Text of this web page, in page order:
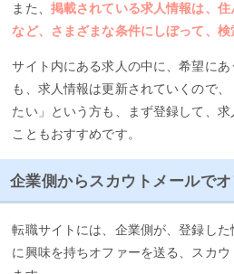
また、 掲載されている求人情報は、
など、さまざまな条件にしぼって、
サイト内にある求人の中に、希望に
も、求人情報は更新されていくので
たい」という方も、まず登録して、
こともおすすめです。
企業側からスカウトメールで
転職サイトには、企業側が、登録し
に興味を持ちオファーを送る、スカ